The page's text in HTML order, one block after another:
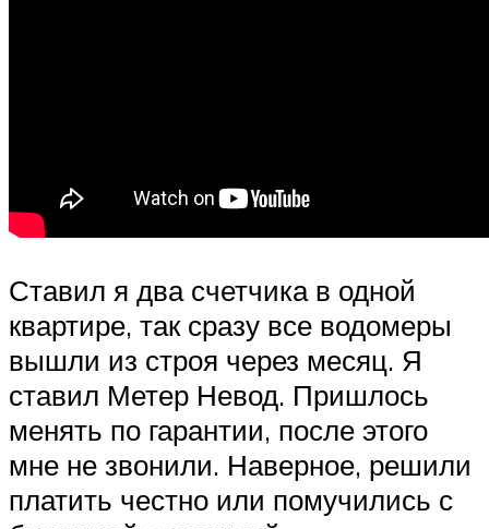
Ставил я два счетчика в одной
квартире, так сразу все водомеры
вышли из строя через месяц. Я
ставил Метер Невод. Пришлось
менять по гарантии, после этого
мне не звонили. Наверное, решили
платить честно или помучились с